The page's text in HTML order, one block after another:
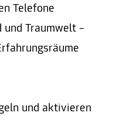
Telefone
Traumwelt –
und aktivieren